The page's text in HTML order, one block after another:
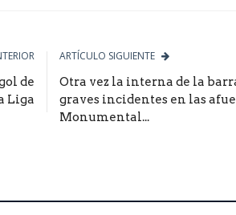
de
Liga
ARTÍCULO SIGUIENTE
Otra vez la interna de la
graves incidentes en las
Monumental...